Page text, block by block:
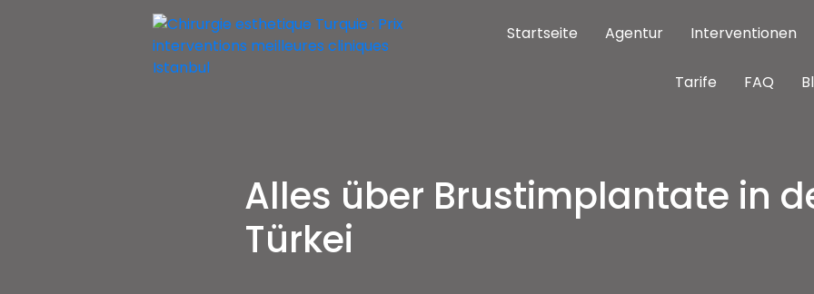
Chirurgie esthetique Turquie : Prix interventions meilleures cliniques Istanbul
Startseite Agentur Interventionen
Tarife FAQ
Alles über Brustimplantate in
Türkei